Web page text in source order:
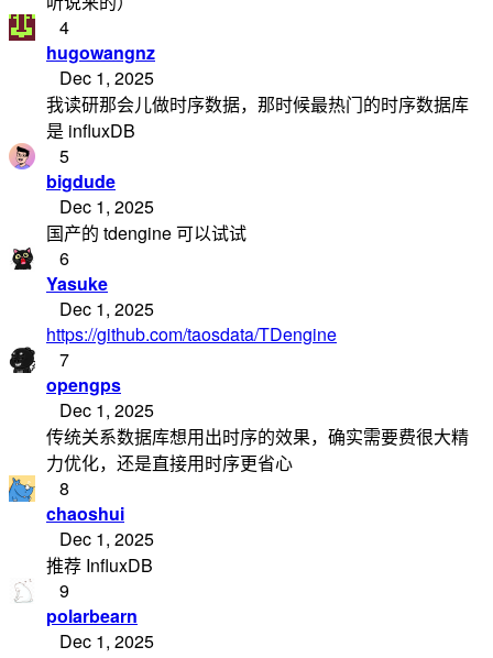
4
hugowangnz
Dec 1, 2025
我读研那会儿做时序数据，那时候最热门的时序数据库
是 influxDB
5
bigdude
Dec 1, 2025
国产的 tdengine 可以试试
6
Yasuke
Dec 1, 2025
https://github.com/taosdata/TDengine
7
opengps
Dec 1, 2025
传统关系数据库想用出时序的效果，确实需要费很大精
力优化，还是直接用时序更省心
8
chaoshui
Dec 1, 2025
推荐 InfluxDB
9
polarbearn
Dec 1, 2025